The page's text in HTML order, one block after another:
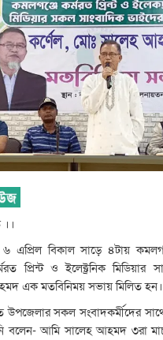
এপ্রিল বিকাল সাড়ে ৪টায়
প্রিন্ট ও ইলেক্ট্রনিক মিডিয়ার
এক মতবিনিময় সভায় মিলিত হন।
উপজেলার সকল সংবাদকর্মীদের
বলেন- আমি সালেহ আহমদ ৩রা